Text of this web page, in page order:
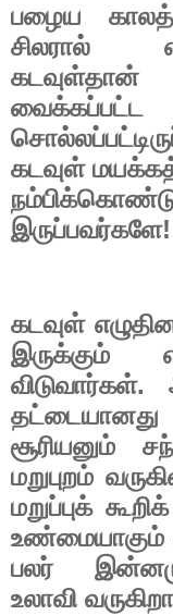
பழைய
சிலரால்
கடவுள்தான்
வைக்கப்பட்ட
கடவுள்
இருப்பவர்களே!
கடவுள்
இருக்கும்
விடுவார்கள்.
தட்டையானது
சூரியனும்
மறுபுறம்
மறுப்புக் கூறிக்
உண்மையாகும்
பலர்
உலாவி